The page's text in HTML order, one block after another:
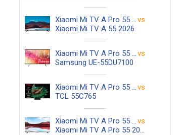
Xiaomi Mi TV A Pro 55 2026vs
Xiaomi Mi TV A 55 2026
Xiaomi Mi TV A Pro 55 2026vs
Samsung UE-55DU7100
Xiaomi Mi TV A Pro 55 2026vs
TCL 55C765
Xiaomi Mi TV A Pro 55 2026vs
Xiaomi Mi TV A Pro 55 2025